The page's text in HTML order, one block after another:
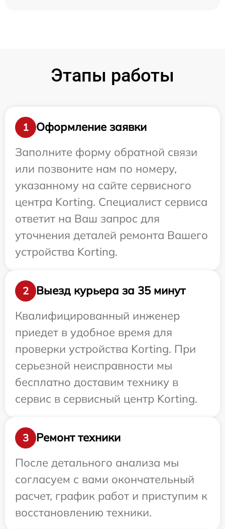
Этапы работы
1
Оформление заявки
Заполните форму обратной связи
или позвоните нам по номеру,
указанному на сайте сервисного
центра Korting. Специалист сервиса
ответит на Ваш запрос для
уточнения деталей ремонта Вашего
устройства Korting.
2
Выезд курьера за 35 минут
Квалифицированный инженер
приедет в удобное время для
проверки устройства Korting. При
серьезной неисправности мы
бесплатно доставим технику в
сервис в сервисный центр Korting.
3
Ремонт техники
После детального анализа мы
согласуем с вами окончательный
расчет, график работ и приступим к
восстановлению техники.